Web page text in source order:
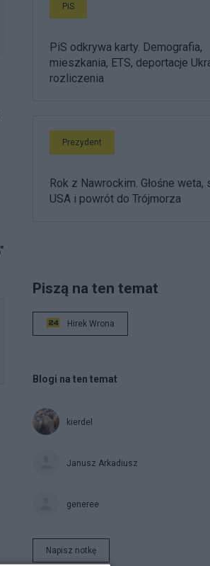
PiS
PiS odkrywa karty. Demografia,
mieszkania, ETS, deportacje
rozliczenia
Prezydent
Rok z Nawrockim. Głośne weta,
USA i powrót do Trójmorza
Piszą na ten temat
Hirek Wrona
Blogi na ten temat
kierdel
Janusz Arkadiusz
generee
Napisz notkę